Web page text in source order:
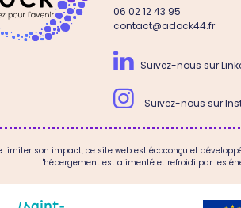
06 02 12 43 95
contact@adock44.fr
 Suivez-nous sur
 Suivez-nous sur
limiter son impact, ce site web est écoconçu et
L'hébergement est alimenté et refroidi par les